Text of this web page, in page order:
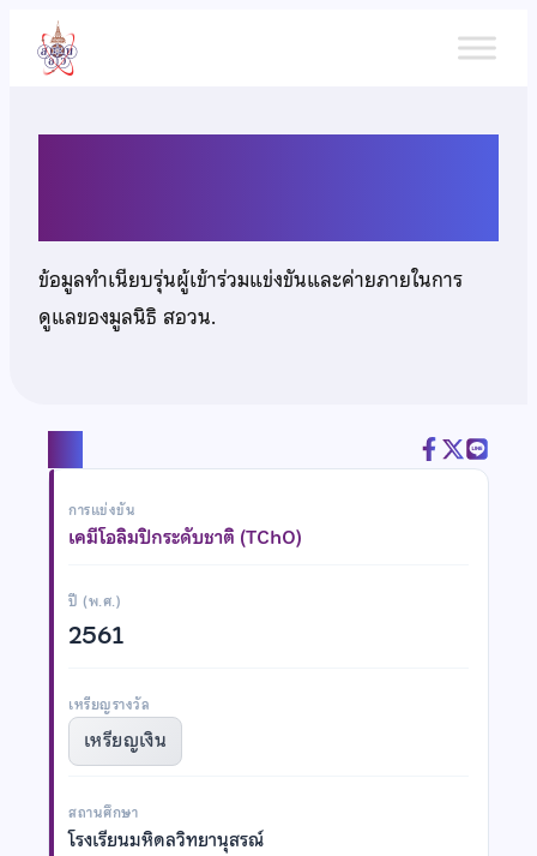
เนื้อหา
ข้อมูลทำเนียบรุ่นผู้เข้าร่วมแข่งขันและค่ายภายในการ
ดูแลของมูลนิธิ สอวน.
การแข่งขัน
เคมีโอลิมปิกระดับชาติ (TChO)
ปี (พ.ศ.)
2561
เหรียญรางวัล
เหรียญเงิน
สถานศึกษา
โรงเรียนมหิดลวิทยานุสรณ์